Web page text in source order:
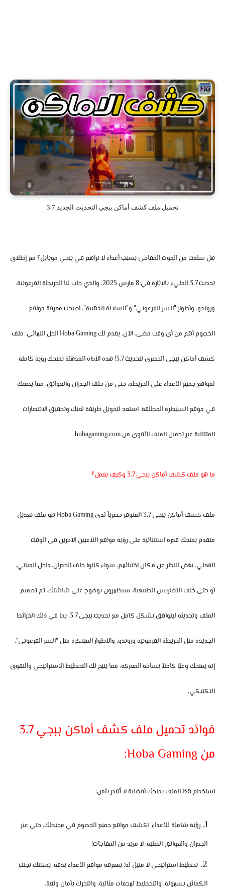
تحميل ملف كشف أماكن ببجي التحديث الجديد 3.7
هل سئمت من الموت المفاجئ بسبب أعداء لا تراهم في ببجي موبايل؟ مع إطلاق
تحديث 3.7 المليء بالإثارة في 8 مارس 2025، والذي جلب لنا الخريطة الفرعونية،
وروندو، وأطوار "السر الفرعوني" و"السلالة الذهبية"، أصبحت معرفة مواقع
الخصوم أهم من أي وقت مضى. الآن، يقدم لكHoba Gamingالحل النهائي: ملف
كشف أماكن ببجي الحصري لتحديث 3.7 ! هذه الأداة المذهلة تمنحك رؤية كاملة
لمواقع جميع الأعداء على الخريطة، حتى من خلف الجدران والعوائق، مما يضعك
في موقع السيطرة المطلقة. استعد لتحويل طريقة لعبك وتحقيق الانتصارات
المتتالية عبرتحميل الملفالأقوى منhobagaming.com
.
ما هو ملف كشف أماكن ببجي 3.7 وكيف يعمل؟
ملف كشف أماكن ببجي 3.7 المتوفر حصرياً لدىHoba Gamingهو ملف تعديل
متقدم يمنحك قدرة استثنائية على رؤية مواقع اللاعبين الآخرين في الوقت
الفعلي، بغض النظر عن مكان اختبائهم. سواء كانوا خلف الجدران، داخل المباني،
أو حتى خلف التضاريس الطبيعية، سيظهرون بوضوح على شاشتك. تم تصميم
الملف وتحديثه ليتوافق بشكل كامل مع تحديث ببجي 3.7 ، بما في ذلك الخرائط
الجديدة مثل الخريطة الفرعونية وروندو، والأطوار المبتكرة مثل "السر الفرعوني".
إنه يمنحك وعيًا كاملاً بساحة المعركة، مما يتيح لك التخطيط الاستراتيجي والتفوق
التكتيكي.
فوائد تحميل ملف كشف أماكن ببجي 3.7
من Hoba Gaming:
استخدام هذا الملف يمنحك أفضلية لا تُقدر بثمن:
رؤية شاملة للأعداء: اكشف مواقع جميع الخصوم في محيطك، حتى عبر
الجدران والعوائق الصلبة. لا مزيد من المفاجآت!
تخطيط استراتيجي لا مثيل له: بمعرفة مواقع الأعداء بدقة، يمكنك تجنب
الكمائن بسهولة، والتخطيط لهجمات مثالية، والتحرك بأمان وثقة.